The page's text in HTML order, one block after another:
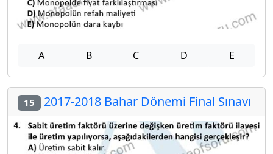
A B C D E
15 2017-2018 Bahar Dönemi Final Sınavı